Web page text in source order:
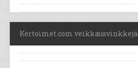
Kertoimet.com veikkausvinkkejä